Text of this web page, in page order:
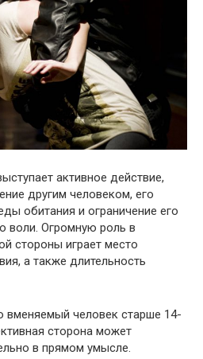
активное действие,
другим человеком, его
обитания и ограничение его
воли. Огромную роль в
стороны играет место
а также длительность
вменяемый человек старше 14-
сторона может
в прямом умысле.